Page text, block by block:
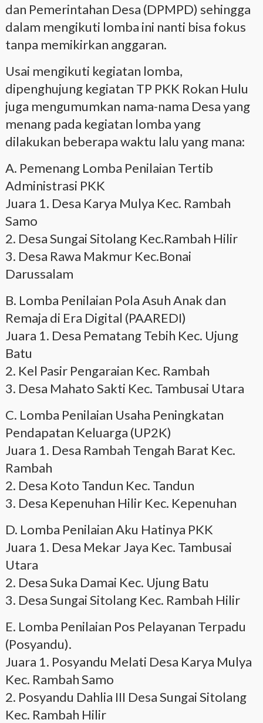
dan Pemerintahan Desa (DPMPD) sehingga
dalam mengikuti lomba ini nanti bisa fokus
tanpa memikirkan anggaran.
Usai mengikuti kegiatan lomba,
dipenghujung kegiatan TP PKK Rokan Hulu
juga mengumumkan nama-nama Desa yang
menang pada kegiatan lomba yang
dilakukan beberapa waktu lalu yang mana:
A. Pemenang Lomba Penilaian Tertib
Administrasi PKK
Juara 1. Desa Karya Mulya Kec. Rambah
Samo
2. Desa Sungai Sitolang Kec.Rambah Hilir
3. Desa Rawa Makmur Kec.Bonai
Darussalam
B. Lomba Penilaian Pola Asuh Anak dan
Remaja di Era Digital (PAAREDI)
Juara 1. Desa Pematang Tebih Kec. Ujung
Batu
2. Kel Pasir Pengaraian Kec. Rambah
3. Desa Mahato Sakti Kec. Tambusai Utara
C. Lomba Penilaian Usaha Peningkatan
Pendapatan Keluarga (UP2K)
Juara 1. Desa Rambah Tengah Barat Kec.
Rambah
2. Desa Koto Tandun Kec. Tandun
3. Desa Kepenuhan Hilir Kec. Kepenuhan
D. Lomba Penilaian Aku Hatinya PKK
Juara 1. Desa Mekar Jaya Kec. Tambusai
Utara
2. Desa Suka Damai Kec. Ujung Batu
3. Desa Sungai Sitolang Kec. Rambah Hilir
E. Lomba Penilaian Pos Pelayanan Terpadu
(Posyandu).
Juara 1. Posyandu Melati Desa Karya Mulya
Kec. Rambah Samo
2. Posyandu Dahlia III Desa Sungai Sitolang
Kec. Rambah Hilir